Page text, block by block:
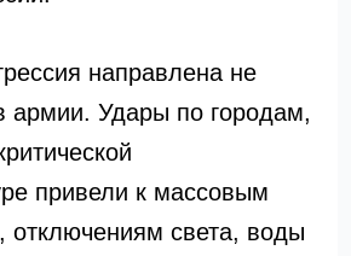
направлена не
армии. Удары по городам,
привели к массовым
отключениям света, воды